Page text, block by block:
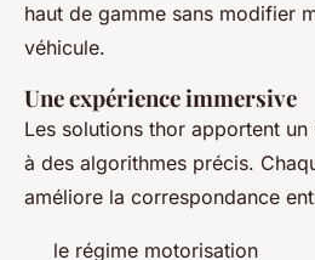
haut de gamme sans modifier
véhicule.
Une expérience immersive
Les solutions thor apportent
à des algorithmes précis.
améliore la correspondance
le régime motorisation